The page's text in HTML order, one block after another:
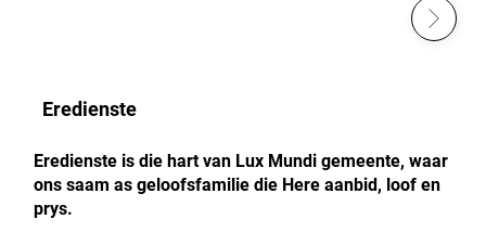
Eredienste
Eredienste is die hart van Lux Mundi gemeente, waar
ons saam as geloofsfamilie die Here aanbid, loof en
prys.